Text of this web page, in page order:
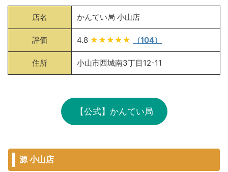
店名 かんてい局 小山店
評価 4.8 ★★★★★ （104）
住所 小山市西城南3丁目12-11
【公式】かんてい局
源 小山店